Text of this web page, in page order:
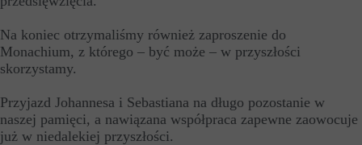
Na koniec otrzymaliśmy również zaproszenie do
Monachium, z którego – być może – w przyszłości
skorzystamy.
Przyjazd Johannesa i Sebastiana na długo pozostanie w
naszej pamięci, a nawiązana współpraca zapewne zaowocuje
już w niedalekiej przyszłości.